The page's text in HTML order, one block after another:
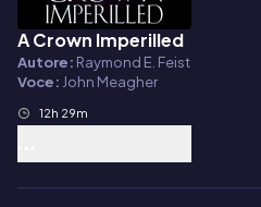
Audiolibro
A Crown Imperilled
Autore: Raymond E. Feist
Voce: John Meagher
12h 29m